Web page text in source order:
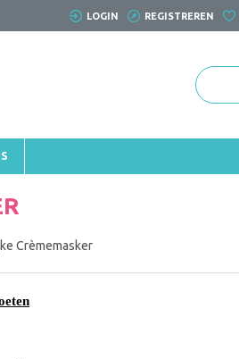
LOGIN REGISTREREN
Crèmemasker